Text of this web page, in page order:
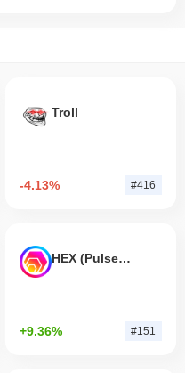
Troll
-4.13% #416
HEX (Pulsechain)
+9.36% #151